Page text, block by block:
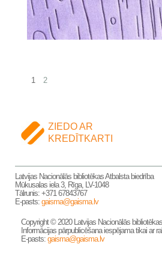
1 2
ZIEDO AR
KREDĪTKARTI
Latvijas Nacionālās bibliotēkas Atbalsta biedrība
Mūkusalas iela 3, Rīga, LV-1048
Tālrunis: +371 67843767
E-pasts: gaisma@gaisma.lv
Copyright © 2020 Latvijas Nacionālās
Informācijas pārpublicēšana iespējama tikai ar
E-pasts: gaisma@gaisma.lv